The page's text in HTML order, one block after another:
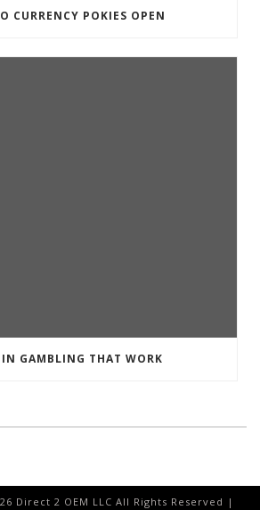
CURRENCY POKIES OPEN
GAMBLING THAT WORK
Direct 2 OEM LLC All Rights Reserved |